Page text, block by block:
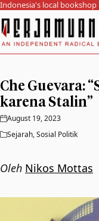
Indonesia's local bookshop
Che Guevara:
karena Stalin”
August 19, 2023
Sejarah,Sosial Politik
Oleh Nikos Mottas